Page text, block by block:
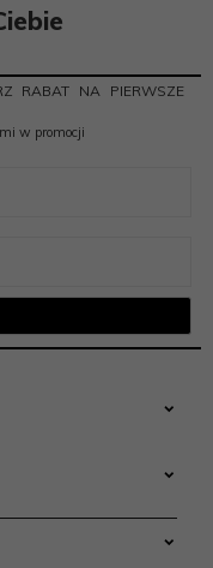
RABAT NA PIERWSZE
w promocji